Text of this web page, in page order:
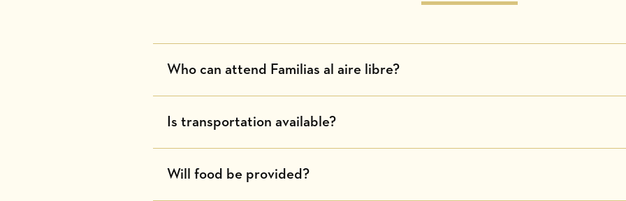
Who can attend Familias al aire libre?
Is transportation available?
Will food be provided?